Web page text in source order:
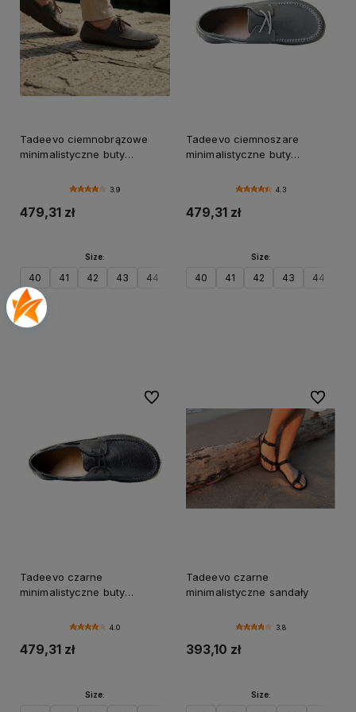
Tadeevo ciemnobrązowe
minimalistyczne buty
3.9
479,31 zł
Size:
40 41 42 43 44 46
Tadeevo ciemnoszare
minimalistyczne buty
4.3
479,31 zł
Size:
40 41 42 43 44
Tadeevo czarne
minimalistyczne buty
4.0
479,31 zł
Size:
Do ulubionych
Tadeevo czarne
minimalistyczne sandały
3.8
393,10 zł
Size:
Do